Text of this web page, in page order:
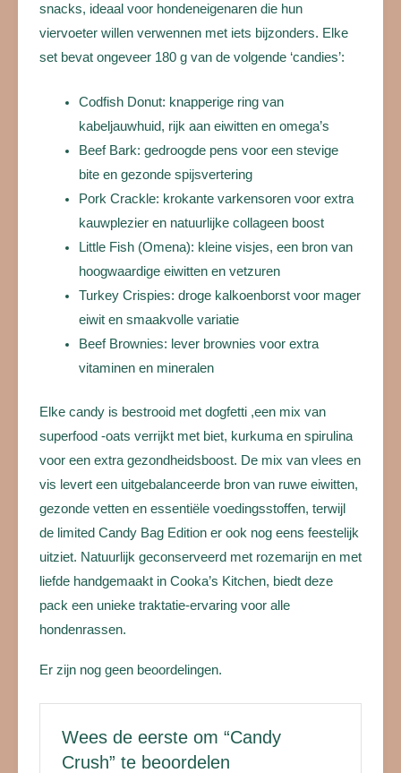
snacks, ideaal voor hondeneigenaren die hun
viervoeter willen verwennen met iets bijzonders. Elke
set bevat ongeveer 180 g van de volgende ‘candies’:
Codfish Donut: knapperige ring van
kabeljauwhuid, rijk aan eiwitten en omega’s
Beef Bark: gedroogde pens voor een stevige
bite en gezonde spijsvertering
Pork Crackle: krokante varkensoren voor extra
kauwplezier en natuurlijke collageen boost
Little Fish (Omena): kleine visjes, een bron van
hoogwaardige eiwitten en vetzuren
Turkey Crispies: droge kalkoenborst voor mager
eiwit en smaakvolle variatie
Beef Brownies: lever brownies voor extra
vitaminen en mineralen
Elke candy is bestrooid met dogfetti ,een mix van
superfood -oats verrijkt met biet, kurkuma en spirulina
voor een extra gezondheidsboost. De mix van vlees en
vis levert een uitgebalanceerde bron van ruwe eiwitten,
gezonde vetten en essentiële voedingsstoffen, terwijl
de limited Candy Bag Edition er ook nog eens feestelijk
uitziet. Natuurlijk geconserveerd met rozemarijn en met
liefde handgemaakt in Cooka’s Kitchen, biedt deze
pack een unieke traktatie-ervaring voor alle
hondenrassen.
Er zijn nog geen beoordelingen.
Wees de eerste om “Candy
Crush” te beoordelen